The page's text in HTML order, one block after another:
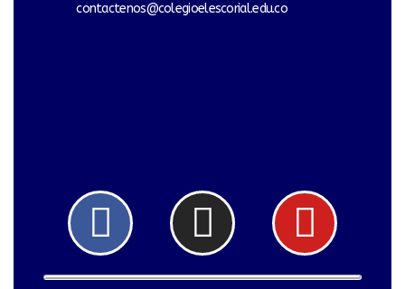
contactenos@colegioelescorial.edu.co
FacebookInstagram